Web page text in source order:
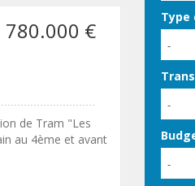
780.000 €
de Tram "Les
au 4ème et avant
Type
-
-
-